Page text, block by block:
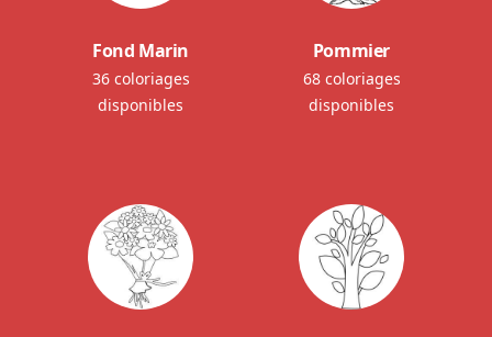
Fond Marin
36 coloriages
disponibles
Pommier
68 coloriages
disponibles